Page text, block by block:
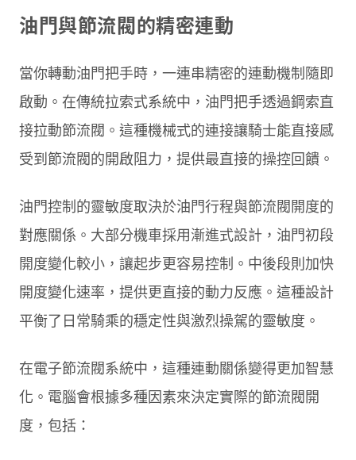
油門與節流閥的精密連動
當你轉動油門把手時，一連串精密的連動機制隨即
啟動。在傳統拉索式系統中，油門把手透過鋼索直
接拉動節流閥。這種機械式的連接讓騎士能直接感
受到節流閥的開啟阻力，提供最直接的操控回饋。
油門控制的靈敏度取決於油門行程與節流閥開度的
對應關係。大部分機車採用漸進式設計，油門初段
開度變化較小，讓起步更容易控制。中後段則加快
開度變化速率，提供更直接的動力反應。這種設計
平衡了日常騎乘的穩定性與激烈操駕的靈敏度。
在電子節流閥系統中，這種連動關係變得更加智慧
化。電腦會根據多種因素來決定實際的節流閥開
度，包括：